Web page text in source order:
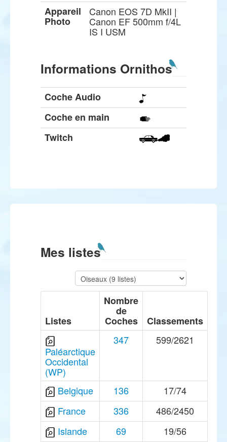
Appareil
Photo
Canon EOS 7D MkII |
Canon EF 500mm f/4L
IS I USM
Informations Ornithos
Coche Audio
Coche en main
Twitch
Mes listes
Listes
Nombre
de
Coches Classements
Paléarctique
Occidental
(WP)
347 599/2621
Belgique 136
17/74
France
336
486/2450
Islande
69 19/56